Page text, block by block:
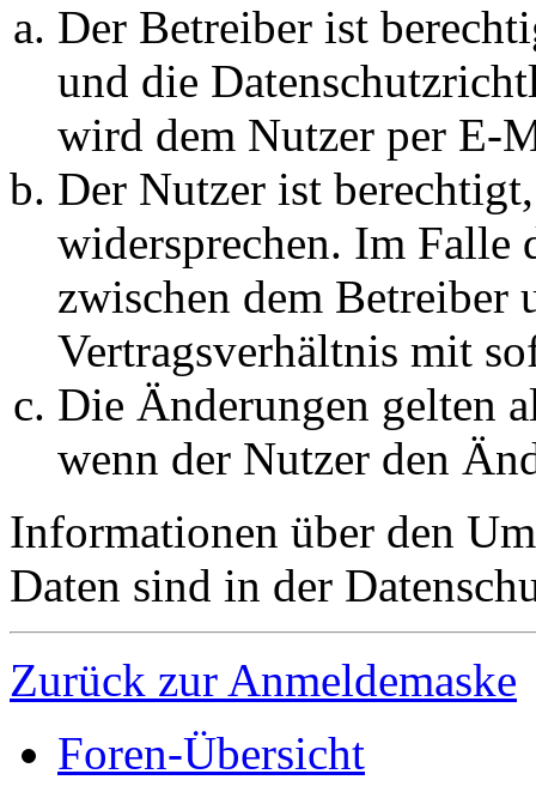
Der Betreiber ist
und die
wird dem Nutzer per E-
Der Nutzer ist
widersprechen. Im Falle
zwischen dem Betreiber
Vertragsverhältnis mit
Die Änderungen gelten
wenn der Nutzer den
Informationen über den
Daten sind in der
Zurück zur Anmeldemaske
Foren-Übersicht